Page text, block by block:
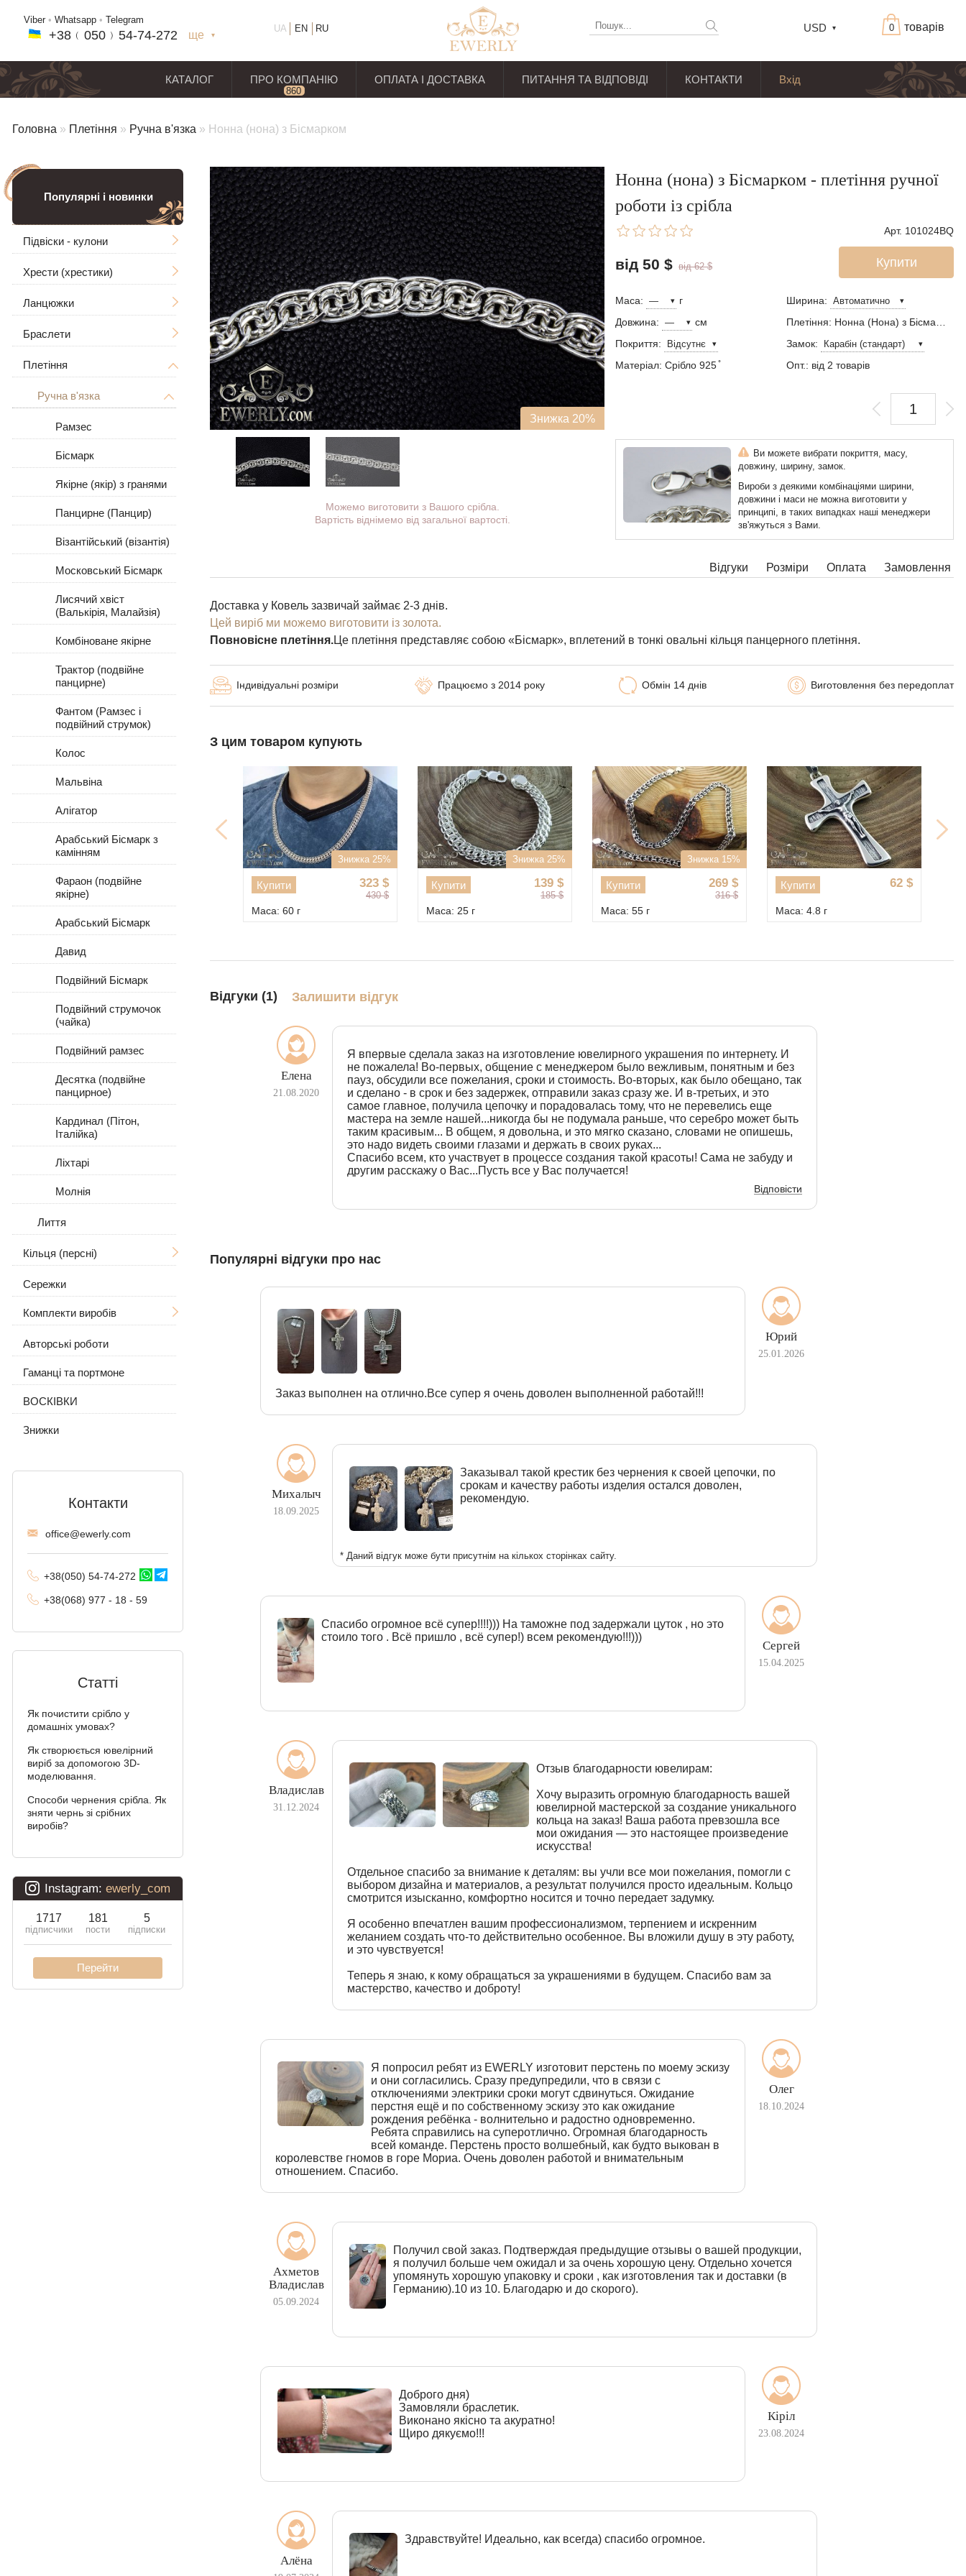
товарів
0
USD
Viber • Whatsapp • Telegram
+38﹙ 050 ﹚54-74-272 ще
+38(068) 97
RU
UA EN
КАТАЛОГ ПРО КОМПАНІЮ
860 відгуків
ОПЛАТА І ДОСТАВКА ПИТАННЯ ТА ВІДПОВІДІ КОНТАКТИ Вхід
Головна » Плетіння » Ручна в'язка » Нонна (нона) з Бісмарком
Популярні і новинки
Підвіски - кулони
Чоловічі
Великі
Ладанки
Дерево Життя
Знаки зодіаку
У вигляді собаки
Хрести (хрестики)
Без розп'яття
З розп'яттям
Чоловічі
Великі
Жіночі
Ланцюжки
Чоловічі
Великі / Товсті
Жіночі
Браслети
Чоловічі
Великі / Товсті
Жіночі
З камінням
Кам'яні
Шкіряні
Шкіра зі сріблом
Плетіння
Ручна в'язка
Рамзес
Бісмарк
Якірне (якір) з гранями
Панцирне (Панцир)
Візантійський (візантія)
Московський Бісмарк
Лисячий хвіст
(Валькірія, Малайзія)
Комбіноване якірне
Трактор (подвійне
панцирне)
Фантом (Рамзес і
подвійний струмок)
Колос
Мальвіна
Алігатор
Арабський Бісмарк з
камінням
Фараон (подвійне
якірне)
Арабський Бісмарк
Давид
Подвійний Бісмарк
Подвійний струмочок
(чайка)
Подвійний рамзес
Десятка (подвійне
панцирное)
Кардинал (Пітон,
Італійка)
Ліхтарі
Молнія
Лиття
Кільця (персні)
Чоловічі
З черепом
З вовком
З камінням
Без каменів
Жіночі
З камінням
Без каменів
Сережки
Комплекти виробів
Сережки і кільце
Ланцюжок з підвіскою
Авторські роботи
Гаманці та портмоне
ВОСКІВКИ
Знижки
Контакти
office@ewerly.com
+38(050) 54-74-272
+38(068) 977 - 18 - 59
Статті
Як почистити срібло у
домашніх умовах?
Як створюється ювелірний
виріб за допомогою 3D-
моделювання.
Способи чернения срібла. Як
зняти чернь зі срібних
виробів?
Знижка 20%
Нонна (нона) з Бісмарком - плетіння ручної
роботи із срібла
Арт. 101024BQ
Купити
від 50 $ від 62 $
Маса: г
Ширина:
Довжина:
см
Покриття:
Замок:
Матеріал: Срібло 925 ̊
Опт.: від 2 товарів
Ви можете вибрати покриття, масу,
довжину, ширину, замок.
Вироби з деякими комбінаціями ширини,
довжини і маси не можна виготовити у
принципі, в таких випадках наші менеджери
зв'яжуться з Вами.
Можемо виготовити з Вашого срібла.
Вартість віднімемо від загальної вартості.
Відгуки Замовлення
Оплата
Розміри
Доставка у Ковель зазвичай займає 2-3 днів.
Цей виріб ми можемо виготовити із золота.
Повновісне плетіння.Це плетіння представляє собою «Бісмарк», вплетений в тонкі овальні кільця панцерного плетіння.
Обмін 14 днів Виготовлення без передоплат
Індивідуальні розміри Працюємо з 2014 року
З цим товаром купують
Знижка 25%
323 $
430 $
Купити
Маса: 60 г
Знижка 25%
139 $
185 $
Купити
Маса: 25 г
Знижка 15%
269 $
316 $
Купити
Маса: 55 г
62 $
Купити
Маса: 4.8 г
Відгуки (1) Залишити відгук
Елена
21.08.2020
Я впервые сделала заказ на изготовление ювелирного украшения по интернету. И
не пожалела! Во-первых, общение с менеджером было вежливым, понятным и без
пауз, обсудили все пожелания, сроки и стоимость. Во-вторых, как было обещано, так
и сделано - в срок и без задержек, отправили заказ сразу же. И в-третьих, и это
самое главное, получила цепочку и порадовалась тому, что не перевелись еще
мастера на земле нашей...никогда бы не подумала раньше, что серебро может быть
таким красивым... В общем, я довольна, и это мягко сказано, словами не опишешь,
это надо видеть своими глазами и держать в своих руках...
Спасибо всем, кто участвует в процессе создания такой красоты! Сама не забуду и
другим расскажу о Вас...Пусть все у Вас получается!
Відповісти
Популярні відгуки про нас
Юрий
25.01.2026
Заказ выполнен на отлично.Все супер я очень доволен выполненной работай!!!
Михалыч
18.09.2025
Заказывал такой крестик без чернения к своей цепочки, по
срокам и качеству работы изделия остался доволен,
рекомендую.
* Даний відгук може бути присутнім на кількох сторінках сайту.
Сергей
15.04.2025
Спасибо огромное всё супер!!!!))) На таможне под задержали цуток , но это
стоило того . Всё пришло , всё супер!) всем рекомендую!!!)))
Владислав
31.12.2024
Отзыв благодарности ювелирам:
Хочу выразить огромную благодарность вашей
ювелирной мастерской за создание уникального
кольца на заказ! Ваша работа превзошла все
мои ожидания — это настоящее произведение
искусства!
Отдельное спасибо за внимание к деталям: вы учли все мои пожелания, помогли с
выбором дизайна и материалов, а результат получился просто идеальным. Кольцо
смотрится изысканно, комфортно носится и точно передает задумку.
Я особенно впечатлен вашим профессионализмом, терпением и искренним
желанием создать что-то действительно особенное. Вы вложили душу в эту работу,
и это чувствуется!
Теперь я знаю, к кому обращаться за украшениями в будущем. Спасибо вам за
мастерство, качество и доброту!
Олег
18.10.2024
Я попросил ребят из EWERLY изготовит перстень по моему эскизу
и они согласились. Сразу предупредили, что в связи с
отключениями электрики сроки могут сдвинуться. Ожидание
перстня ещё и по собственному эскизу это как ожидание
рождения ребёнка - волнительно и радостно одновременно.
Ребята справились на суперотлично. Огромная благодарность
всей команде. Перстень просто волшебный, как будто выкован в
королевстве гномов в горе Мориа. Очень доволен работой и внимательным
отношением. Спасибо.
Ахметов
Владислав
05.09.2024
Получил свой заказ. Подтверждая предыдущие отзывы о вашей продукции,
я получил больше чем ожидал и за очень хорошую цену. Отдельно хочется
упомянуть хорошую упаковку и сроки , как изготовления так и доставки (в
Германию).10 из 10. Благодарю и до скорого).
Кіріл
23.08.2024
Доброго дня)
Замовляли браслетик.
Виконано якісно та акуратно!
Щиро дякуємо!!!
Алёна
Здравствуйте! Идеально, как всегда) спасибо огромное.